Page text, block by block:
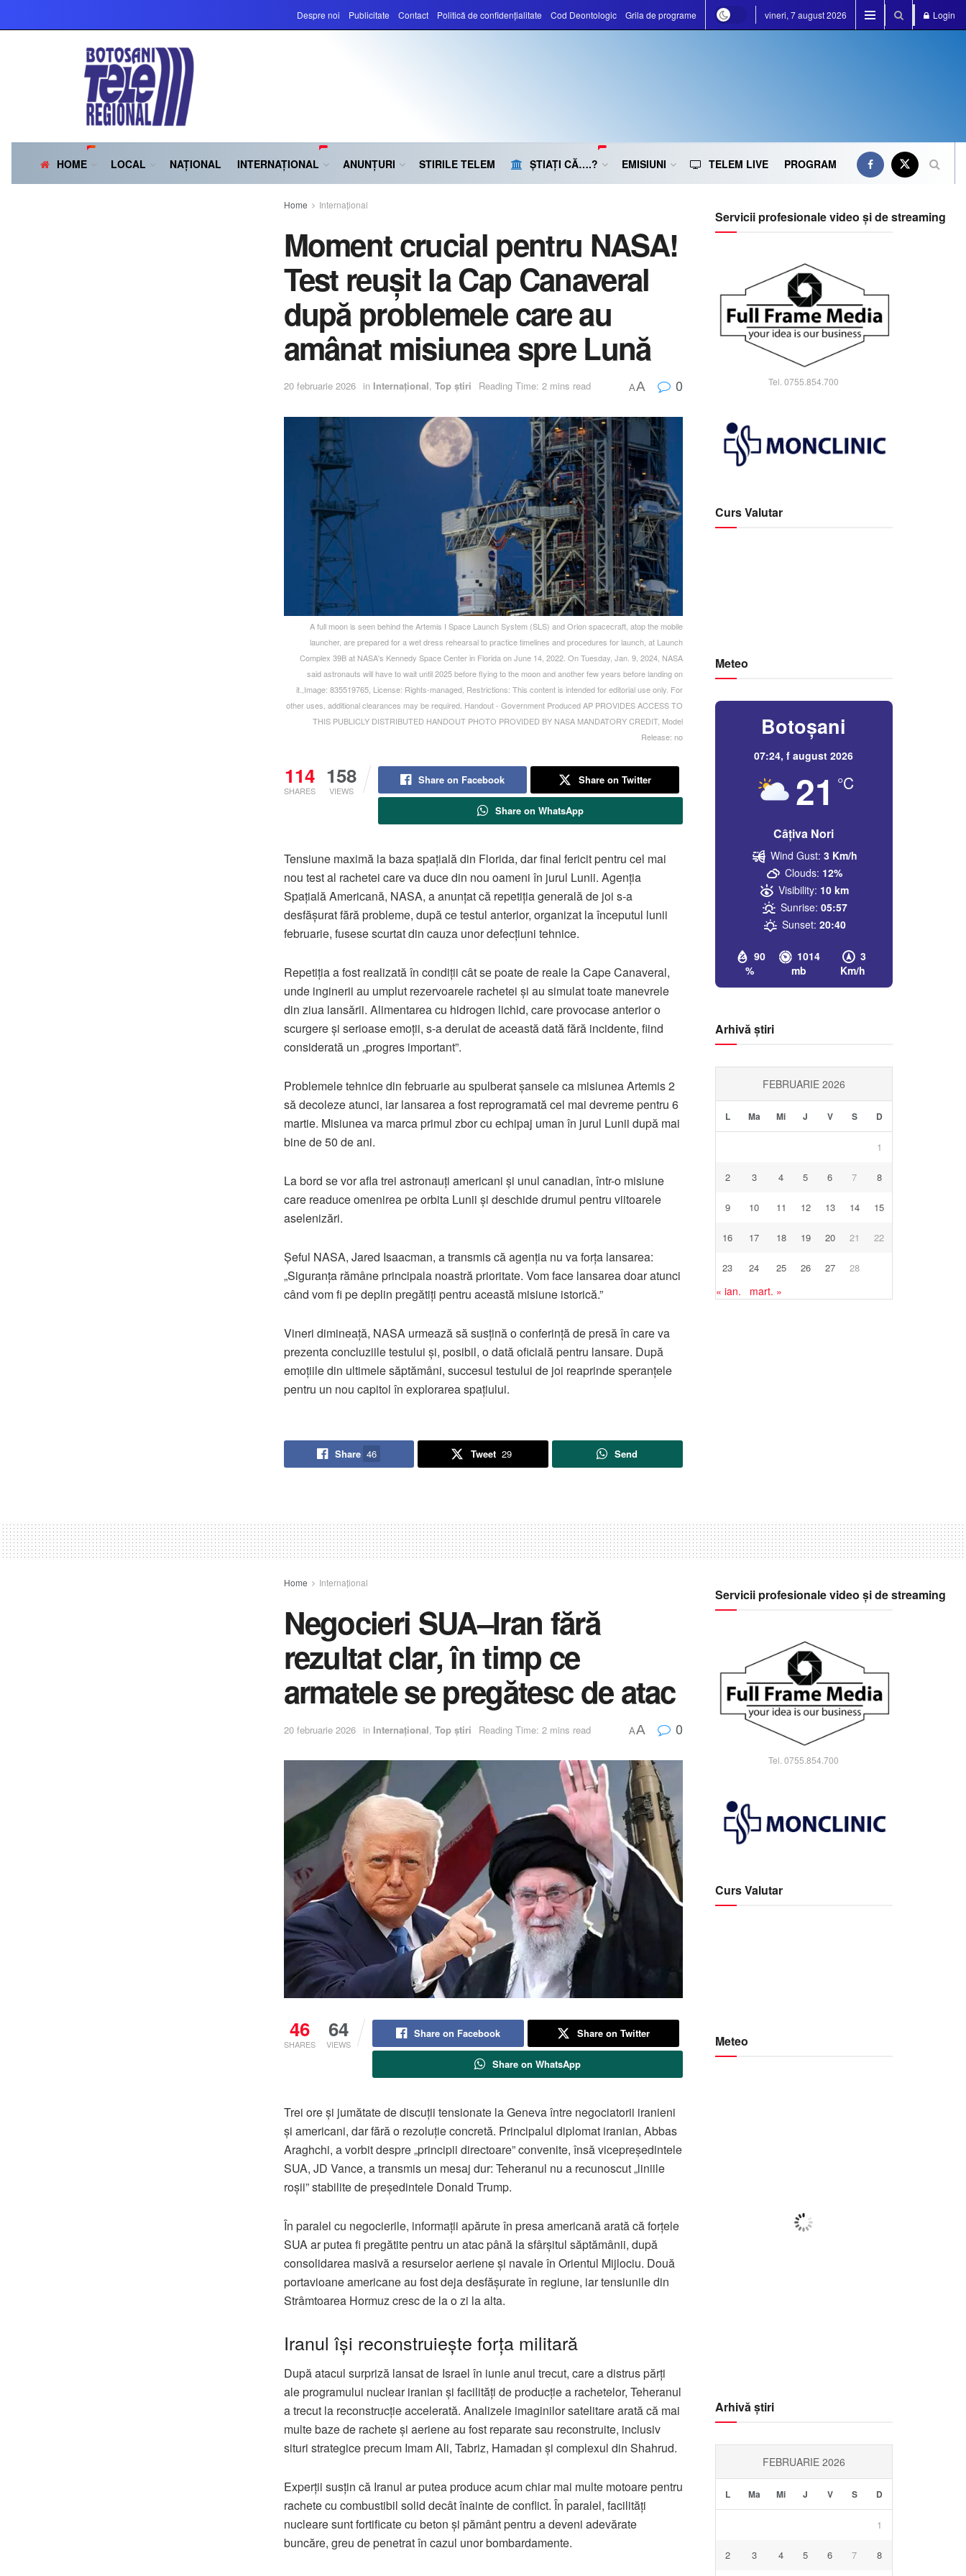
Despre noi Publicitate Contact Politică de confidențialitate Cod Deontologic Grila de programe vineri, 7 august 2026 Login
HOME LOCAL NAȚIONAL INTERNAȚIONAL ANUNȚURI STIRILE TELEM ȘTIAȚI CĂ….? EMISIUNI TELEM LIVE PROGRAM
Home Internațional
Moment crucial pentru NASA!
Test reușit la Cap Canaveral
după problemele care au
amânat misiunea spre Lună
20 februarie 2026 in Internațional, Top știri Reading Time: 2 mins read AA 0
A full moon is seen behind the Artemis I Space Launch System (SLS) and Orion spacecraft, atop the mobile
launcher, are prepared for a wet dress rehearsal to practice timelines and procedures for launch, at Launch
Complex 39B at NASA's Kennedy Space Center in Florida on June 14, 2022. On Tuesday, Jan. 9, 2024, NASA
said astronauts will have to wait until 2025 before flying to the moon and another few years before landing on
it.,Image: 835519765, License: Rights-managed, Restrictions: This content is intended for editorial use only. For
other uses, additional clearances may be required. Handout - Government Produced AP PROVIDES ACCESS TO
THIS PUBLICLY DISTRIBUTED HANDOUT PHOTO PROVIDED BY NASA MANDATORY CREDIT, Model
Release: no
114
SHARES
158
VIEWS
Share on Facebook Share on Twitter
Share on WhatsApp
Tensiune maximă la baza spațială din Florida, dar final fericit pentru cel mai
nou test al rachetei care va duce din nou oameni în jurul Lunii. Agenția
Spațială Americană, NASA, a anunțat că repetiția generală de joi s-a
desfășurat fără probleme, după ce testul anterior, organizat la începutul lunii
februarie, fusese scurtat din cauza unor defecțiuni tehnice.
Repetiția a fost realizată în condiții cât se poate de reale laCape Canaveral,
unde inginerii au umplut rezervoarele rachetei și au simulat toate manevrele
din ziua lansării. Alimentarea cu hidrogen lichid, care provocase anterior o
scurgere și serioase emoții, s-a derulat de această dată fără incidente, fiind
considerată un „progres important”.
Problemele tehnice din februarie au spulberat șansele ca misiuneaArtemis 2
să decoleze atunci, iar lansarea a fost reprogramată cel mai devreme pentru 6
martie. Misiunea va marca primul zbor cu echipaj uman în jurul Lunii după mai
bine de 50 de ani.
La bord se vor afla trei astronauți americani și unul canadian, într-o misiune
care readuce omenirea pe orbita Lunii și deschide drumul pentru viitoarele
aselenizări.
Șeful NASA, Jared Isaacman, a transmis că agenția nu va forța lansarea:
„Siguranța rămâne principala noastră prioritate. Vom face lansarea doar atunci
când vom fi pe deplin pregătiți pentru această misiune istorică.”
Vineri dimineață, NASA urmează să susțină o conferință de presă în care va
prezenta concluziile testului și, posibil, o dată oficială pentru lansare. După
emoțiile din ultimele săptămâni, succesul testului de joi reaprinde speranțele
pentru un nou capitol în explorarea spațiului.
Share 46 Tweet 29 Send
Servicii profesionale video și de streaming
Tel. 0755.854.700
Curs Valutar
Meteo
Botoșani
07:24,f august 2026
21 °C
Câțiva Nori
90
%
1014
mb
3
Km/h
Wind Gust: 3 Km/h
Clouds: 12%
Visibility: 10 km
Sunrise: 05:57
Sunset: 20:40
Arhivă știri
FEBRUARIE 2026
L Ma Mi J V S D
1
2 3 4 5 6 7 8
9 10 11 12 13 14 15
16 17 18 19 20 21 22
23 24 25 26 27 28
« ian. mart. »
Home Internațional
Negocieri SUA–Iran fără
rezultat clar, în timp ce
armatele se pregătesc de atac
20 februarie 2026 in Internațional, Top știri Reading Time: 2 mins read AA 0
46
SHARES
64
VIEWS
Share on Facebook Share on Twitter
Share on WhatsApp
Trei ore și jumătate de discuții tensionate la Geneva între negociatorii iranieni
și americani, dar fără o rezoluție concretă. Principalul diplomat iranian, Abbas
Araghchi, a vorbit despre „principii directoare” convenite, însă vicepreședintele
SUA, JD Vance, a transmis un mesaj dur: Teheranul nu a recunoscut „liniile
roșii” stabilite de președintele Donald Trump.
În paralel cu negocierile, informații apărute în presa americană arată că forțele
SUA ar putea fi pregătite pentru un atac până la sfârșitul săptămânii, după
consolidarea masivă a resurselor aeriene și navale în Orientul Mijlociu. Două
portavioane americane au fost deja desfășurate în regiune, iar tensiunile din
Strâmtoarea Hormuz cresc de la o zi la alta.
Iranul își reconstruiește forța militară
După atacul surpriză lansat de Israel în iunie anul trecut, care a distrus părți
ale programului nuclear iranian și facilități de producție a rachetelor, Teheranul
a trecut la reconstrucție accelerată. Analizele imaginilor satelitare arată că mai
multe baze de rachete și aeriene au fost reparate sau reconstruite, inclusiv
situri strategice precum Imam Ali, Tabriz, Hamadan și complexul din Shahrud.
Experții susțin că Iranul ar putea produce acum chiar mai multe motoare pentru
rachete cu combustibil solid decât înainte de conflict. În paralel, facilități
nucleare sunt fortificate cu beton și pământ pentru a deveni adevărate
buncăre, greu de penetrat în cazul unor bombardamente.
Servicii profesionale video și de streaming
Tel. 0755.854.700
Curs Valutar
Meteo
Câțiva Nori
Wind Gust:
Arhivă știri
FEBRUARIE 2026
L Ma Mi J V S D
1
2 3 4 5 6 7 8